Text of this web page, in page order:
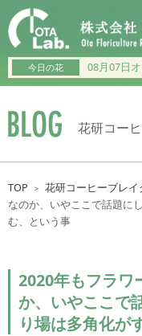
今日の花 08月07日
花研コー
TOP ＞ 花研コーヒーブレイ
なのか、いやここで話題に
む、という事
2020年もフラワ
か、いやここで
り場は多角化が